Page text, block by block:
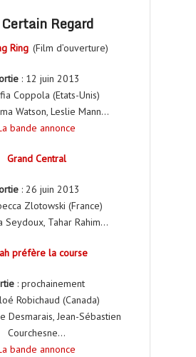
Regard
Ring (Film d’ouverture)
: 12 juin 2013
Coppola (Etats-Unis)
Watson, Leslie Mann…
bande annonce
Grand Central
: 26 juin 2013
Zlotowski (France)
Seydoux, Tahar Rahim…
préfère la course
: prochainement
Robichaud (Canada)
Desmarais, Jean-Sébastien
Courchesne…
bande annonce